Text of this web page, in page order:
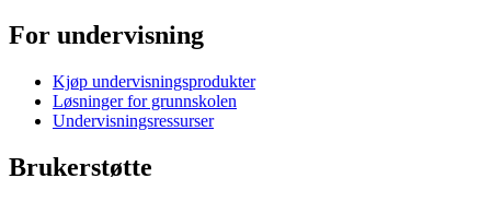
For undervisning
Kjøp undervisningsprodukter
Løsninger for grunnskolen
Undervisningsressurser
Brukerstøtte